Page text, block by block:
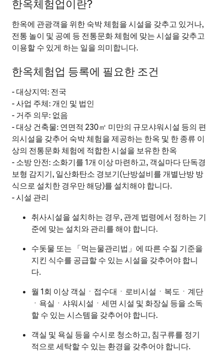
한옥체험업이란?
한옥에 관광객을 위한 숙박 체험을 시설을 갖추고 있거나,
전통 놀이 및 공예 등 전통문화 체험에 맞는 시설을 갖추고
이용할 수 있게 하는 일을 의미합니다.
한옥체험업 등록에 필요한 조건
- 대상지역: 전국
- 사업 주체: 개인 및 법인
- 거주 의무: 없음
- 대상 건축물: 연면적 230㎡ 미만의 규모샤워시설 등의 편
의시설을 갖추어 숙박 체험을 제공하는 한옥 및 한 종류 이
상의 전통문화 체험에 적합한 시설을 보유한 한옥
- 소방 안전: 소화기를 1개 이상 마련하고, 객실마다 단독경
보형 감지기, 일산화탄소 경보기(난방설비를 개별난방 방
식으로 설치한 경우만 해당)를 설치해야 합니다.
- 시설 관리
취사시설을 설치하는 경우, 관계 법령에서 정하는 기
준에 맞는 설치와 관리를 해야 합니다.
수돗물 또는 「먹는물관리법」에 따른 수질 기준을
지킨 식수를 공급할 수 있는 시설을 갖추어야 합니
다.
월 1회 이상 객실ㆍ접수대ㆍ로비시설ㆍ복도ㆍ계단
ㆍ욕실ㆍ샤워시설ㆍ세면 시설 및 화장실 등을 소독
할 수 있는 시스템을 갖추어야 합니다.
객실 및 욕실 등을 수시로 청소하고, 침구류를 정기
적으로 세탁할 수 있는 환경을 갖추어야 합니다.